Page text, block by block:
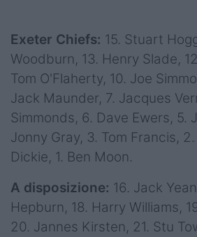
Exeter Chiefs: 15. Stuart
Woodburn, 13. Henry Slade,
Tom O'Flaherty, 10. Joe
Jack Maunder, 7. Jacques
Simmonds, 6. Dave Ewers, 5.
Jonny Gray, 3. Tom Francis,
Dickie, 1. Ben Moon.
A disposizione: 16. Jack
Hepburn, 18. Harry Williams,
20. Jannes Kirsten, 21. Stu